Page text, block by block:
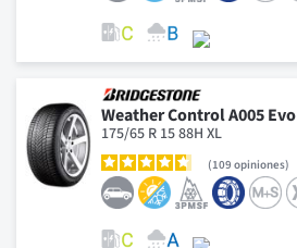
Weather Control A005 Evo
175/65 R 15 88H XL
109 opiniones